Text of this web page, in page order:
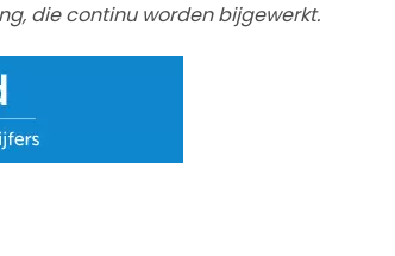
die continu worden bijgewerkt.